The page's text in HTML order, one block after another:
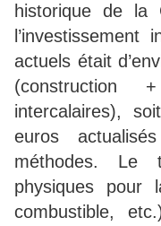
historique de la
actuels était
(construction
intercalaires),
euros
méthodes. Le
physiques pour
combustible,